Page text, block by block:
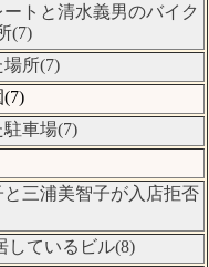
トと清水義男のバイク
(7)
所(7)
車場(7)
三浦美智子が入店拒否
しているビル(8)